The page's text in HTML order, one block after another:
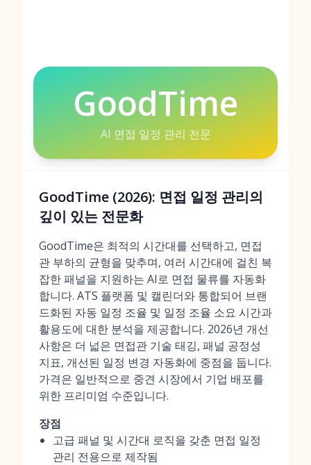
GoodTime
AI 면접 일정 관리 전문
GoodTime (2026): 면접 일정 관리의
깊이 있는 전문화
GoodTime은 최적의 시간대를 선택하고, 면접
관 부하의 균형을 맞추며, 여러 시간대에 걸친 복
잡한 패널을 지원하는 AI로 면접 물류를 자동화
합니다. ATS 플랫폼 및 캘린더와 통합되어 브랜
드화된 자동 일정 조율 및 일정 조율 소요 시간과
활용도에 대한 분석을 제공합니다. 2026년 개선
사항은 더 넓은 면접관 기술 태깅, 패널 공정성
지표, 개선된 일정 변경 자동화에 중점을 둡니다.
가격은 일반적으로 중견 시장에서 기업 배포를
위한 프리미엄 수준입니다.
장점
고급 패널 및 시간대 로직을 갖춘 면접 일정
관리 전용으로 제작됨